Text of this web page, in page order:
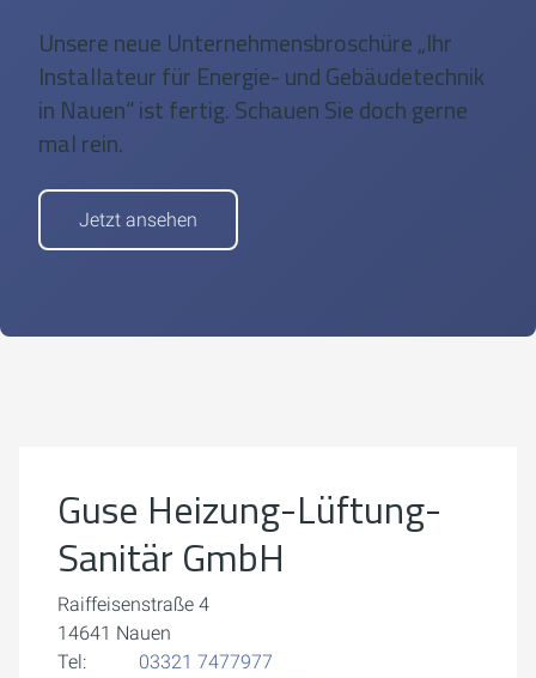
Unsere neue Unternehmensbroschüre „Ihr
Installateur für Energie- und Gebäudetechnik
in Nauen“ ist fertig. Schauen Sie doch gerne
mal rein.
Jetzt ansehen
Cookie-Einstellungen öffnen
Guse Heizung-Lüftung-
Sanitär GmbH
Raiffeisenstraße 4
14641 Nauen
Tel:
03321 7477977